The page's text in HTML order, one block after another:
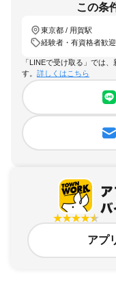
この条
東京都 / 用賀駅
経験者・有資格者歓迎
「LINEで受け取る」では
す。 詳しくはこちら
アプ